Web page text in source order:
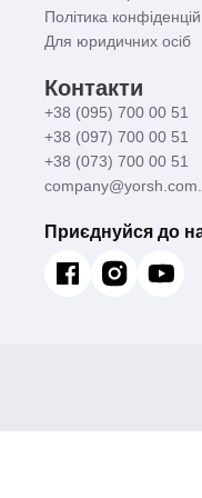
Політика
Для юридичних осіб
Контакти
+38 (095) 700 00 51
+38 (097) 700 00 51
+38 (073) 700 00 51
Приєднуйся до